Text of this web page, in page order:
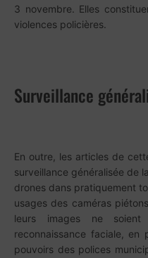
3 novembre. Elles
violences policières.
Surveillance
En outre, les articles de
surveillance généralisée de
drones dans pratiquement
usages des caméras
leurs images ne
reconnaissance faciale,
pouvoirs des polices